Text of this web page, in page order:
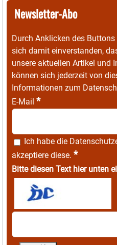
Newsletter-Abo
Durch Anklicken des Buttons
sich damit einverstanden,
unsere aktuellen Artikel und
können sich jederzeit von
Informationen zum
E-Mail *
Ich habe die
akzeptiere diese. *
Bitte diesen Text hier unten